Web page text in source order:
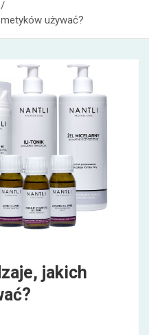
używać?
jakich